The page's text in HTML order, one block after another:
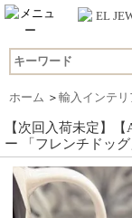
ホーム ＞ 輸入インテリ
【次回入荷未定】
ー 「フレンチドッグ